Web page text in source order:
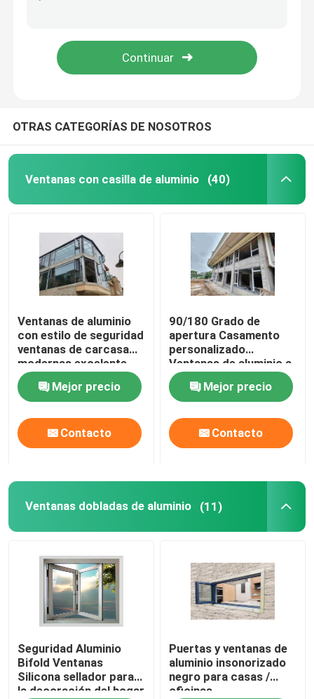
Pergola de aluminio para exteriores
puertas correderas de aluminio
Puertas de aluminio
puertas de aluminio del pivote
Puertas francesas de aluminio
OTRAS CATEGORÍAS DE NOSOTROS
Ventanas con casilla de aluminio (40)
Ventanas de aluminio
con estilo de seguridad
ventanas de carcasa
modernas excelente
resistencia a la presión
del vientoMejor precio
Contacto
90/180 Grado de
apertura Casamento
personalizado
Ventanas de aluminio a
prueba de agua
Mejor precio
Contacto
Ventanas dobladas de aluminio (11)
Seguridad Aluminio
Bifold Ventanas
Silicona sellador para
la decoración del hogar
Puertas y ventanas de
aluminio insonorizado
negro para casas /
oficinas